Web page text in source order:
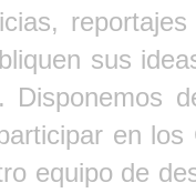
sus
Disponemos
en
equipo de